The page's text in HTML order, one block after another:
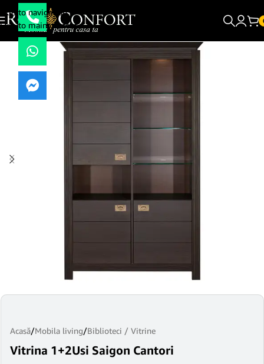
Skip to navigation
Skip to main content
Acasă/Mobila living/Biblioteci / Vitrine
Vitrina 1+2Usi Saigon Cantori